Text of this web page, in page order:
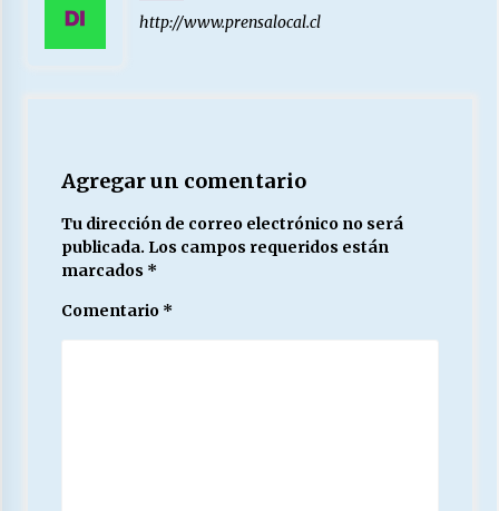
http://www.prensalocal.cl
Agregar un comentario
Tu dirección de correo electrónico no será
publicada. Los campos requeridos están
marcados *
Comentario *